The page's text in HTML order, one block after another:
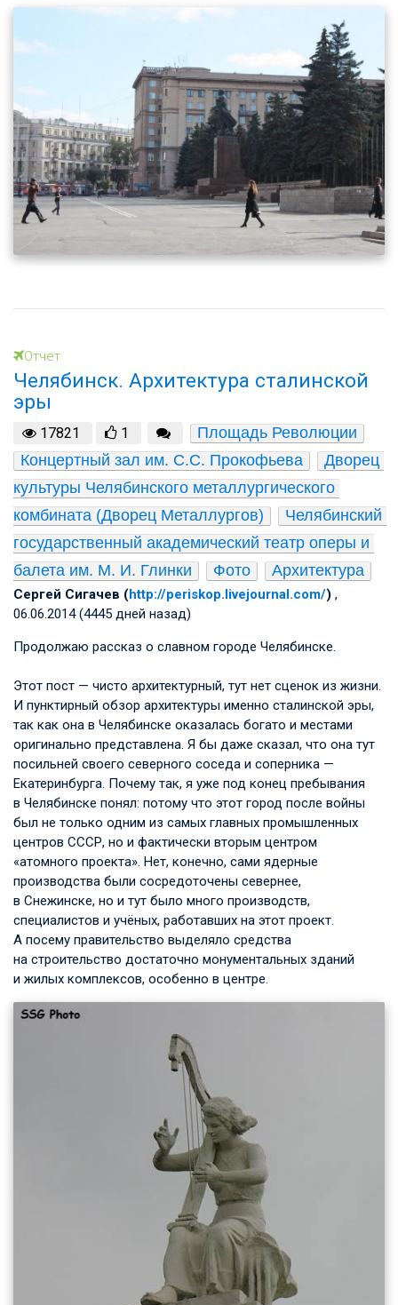
Отчет
Челябинск. Архитектура сталинской
эры
17821 1
Площадь Революции
Концертный зал им. С.С. Прокофьева
Дворец
культуры Челябинского металлургического
комбината (Дворец Металлургов)
Челябинский
государственный академический театр оперы и
балета им. М. И. Глинки
Фото Архитектура
Cергей Сигачев (http://periskop.livejournal.com/) ,
06.06.2014 (4445 дней назад)
Продолжаю рассказ о славном городе Челябинске.
Этот пост — чисто архитектурный, тут нет сценок из жизни.
И пунктирный обзор архитектуры именно сталинской эры,
так как она в Челябинске оказалась богато и местами
оригинально представлена. Я бы даже сказал, что она тут
посильней своего северного соседа и соперника —
Екатеринбурга. Почему так, я уже под конец пребывания
в Челябинске понял: потому что этот город после войны
был не только одним из самых главных промышленных
центров СССР, но и фактически вторым центром
«атомного проекта». Нет, конечно, сами ядерные
производства были сосредоточены севернее,
в Снежинске, но и тут было много производств,
специалистов и учёных, работавших на этот проект.
А посему правительство выделяло средства
на строительство достаточно монументальных зданий
и жилых комплексов, особенно в центре.